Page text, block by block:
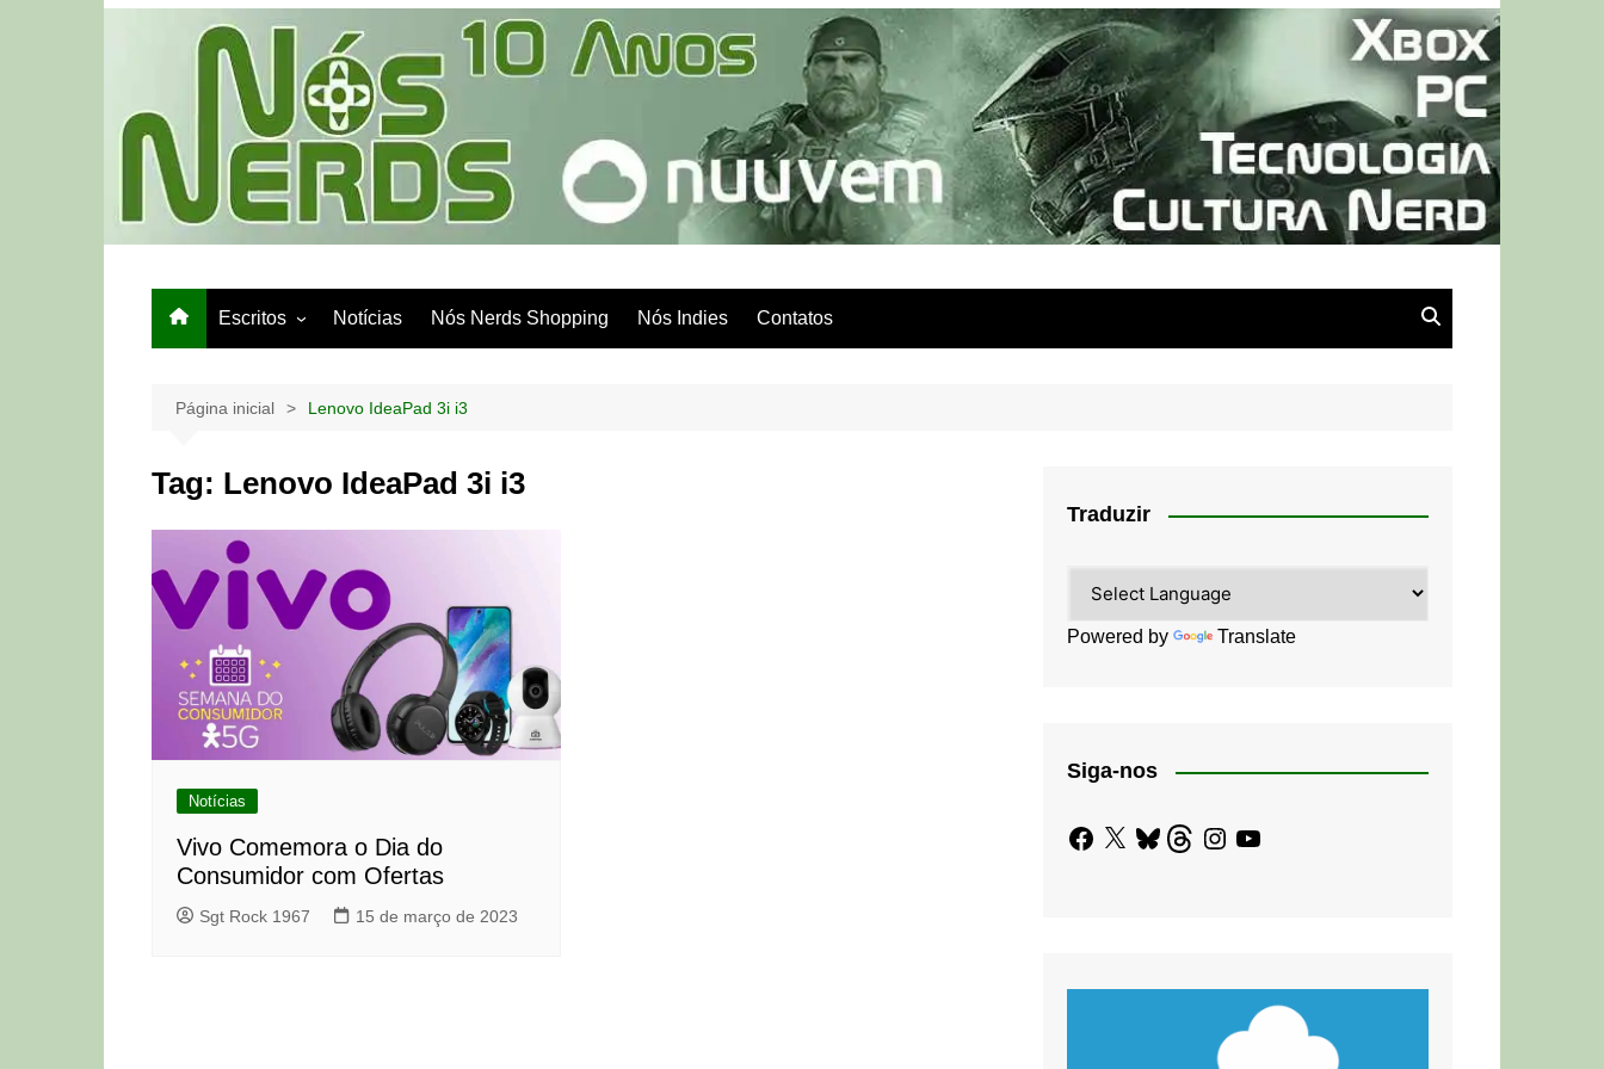
Escritos
Papo de Bar
Notícias Nós Nerds Shopping Nós Indies Contatos
Página inicial Lenovo IdeaPad 3i i3
Tag: Lenovo IdeaPad 3i i3
Notícias
Vivo Comemora o Dia do
Consumidor com Ofertas
Sgt Rock 1967 15 de março de 2023
Traduzir
Powered by Translate
Siga-nos
Facebook
X BlueskyThreadsInstagram
YouTube